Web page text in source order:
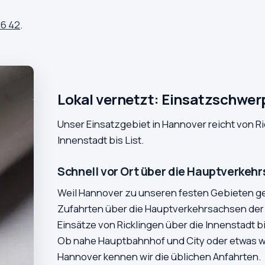
42.
Lokal vernetzt:
Unser Einsatzgebiet in Hannover reicht von
Innenstadt bis List.
Schnell vor Ort über die
Weil Hannover zu unseren festen Gebieten
Zufahrten über die Hauptverkehrsachsen
Einsätze von Ricklingen über die Innenstadt
Ob nahe Hauptbahnhof und City oder etwas
Hannover kennen wir die üblichen Anfahrten.